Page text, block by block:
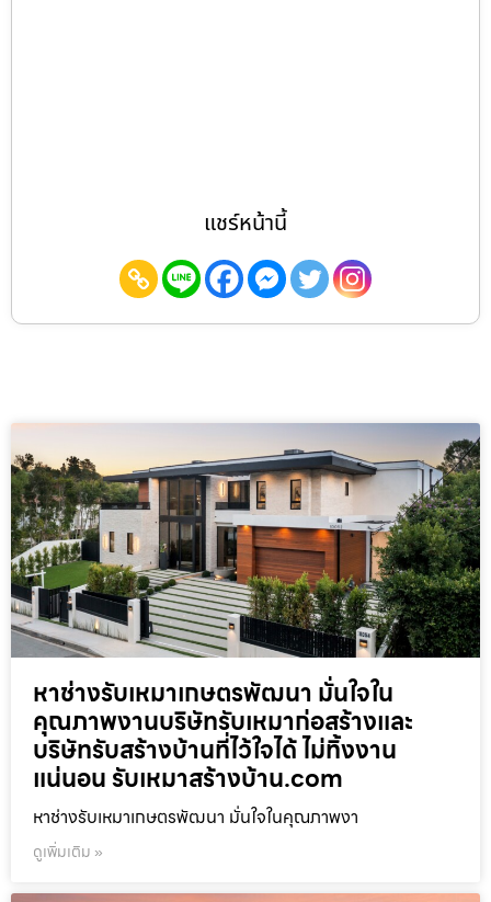
แชร์หน้านี้
หาช่างรับเหมาเกษตรพัฒนา มั่นใจใน
คุณภาพงานบริษัทรับเหมาก่อสร้างและ
บริษัทรับสร้างบ้านที่ไว้ใจได้ ไม่ทิ้งงาน
แน่นอน รับเหมาสร้างบ้าน.com
หาช่างรับเหมาเกษตรพัฒนา มั่นใจในคุณภาพงา
ดูเพิ่มเติม »